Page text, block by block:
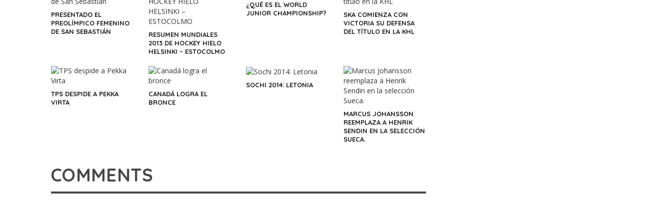
PRESENTADO EL
PREOLÍMPICO FEMENINO
DE SAN SEBASTIÁN
RESUMEN MUNDIALES
2013 DE HOCKEY HIELO
HELSINKI – ESTOCOLMO
¿QUÉ ES EL WORLD
JUNIOR CHAMPIONSHIP?
SKA COMIENZA CON
VICTORIA SU DEFENSA
DEL TÍTULO EN LA KHL
TPS DESPIDE A PEKKA
VIRTA
CANADÁ LOGRA EL
BRONCE
SOCHI 2014: LETONIA
MARCUS JOHANSSON
REEMPLAZA A HENRIK
SENDIN EN LA SELECCIÓN
SUECA.
COMMENTS